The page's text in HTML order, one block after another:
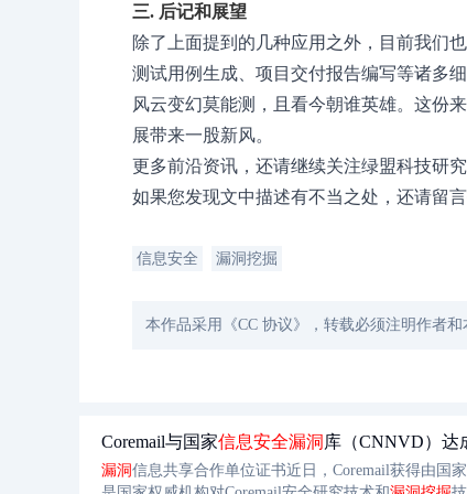
三. 后记和展望
除了上面提到的几种应用之外，目前我们
测试用例生成、项目交付报告编写等诸多细
风云变幻莫能测，且看今朝谁英雄。这份
展带来一股新风。
更多前沿资讯，还请继续关注绿盟科技研究
如果您发现文中描述有不当之处，还请留
信息安全
漏洞挖掘
本作品采用《CC 协议》，转载必须注明作者和
Coremail与国家信息安全漏洞 库（CNNVD）达
漏洞信息共享合作单位证书近日，Coremail获得由国家